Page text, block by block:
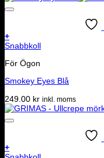
+
Snabbkoll
För Ögon
Smokey Eyes Blå
249.00 kr inkl. moms
+